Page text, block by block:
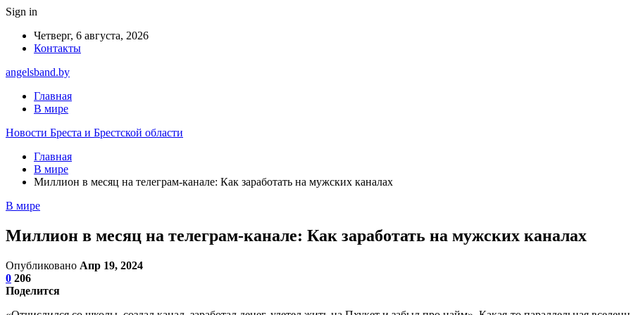
Sign in
Четверг, 6 августа, 2026
Контакты
angelsband.by
Главная
В мире
Новости Бреста и Брестской области
Главная
В мире
Миллион в месяц на телеграм-канале: Как заработать на мужских каналах
В мире
Миллион в месяц на телеграм-канале: Как заработать на мужских каналах
Опубликовано Апр 19, 2024
0 206
Поделится